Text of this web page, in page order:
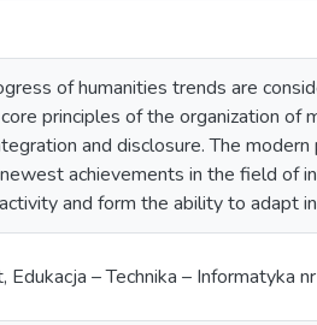
of humanities trends are
principles of the organization of
and disclosure. The
achievements in the field of
and form the ability to adapt
Edukacja – Technika – Informatyka